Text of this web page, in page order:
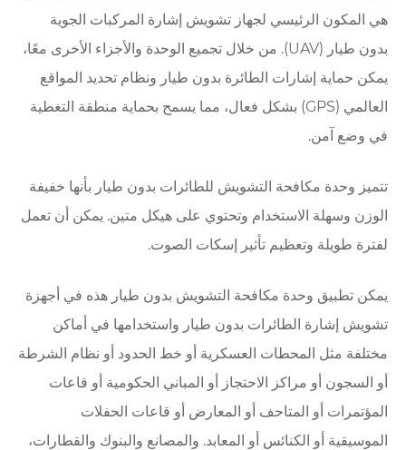
هي المكون الرئيسي لجهاز تشويش إشارة المركبات الجوية
بدون طيار (UAV). من خلال تجميع الوحدة والأجزاء الأخرى معًا،
يمكن حماية إشارات الطائرة بدون طيار ونظام تحديد المواقع
العالمي (GPS) بشكل فعال، مما يسمح بحماية منطقة التغطية
في وضع آمن.
تتميز وحدة مكافحة التشويش للطائرات بدون طيار بأنها خفيفة
الوزن وسهلة الاستخدام وتحتوي على هيكل متين. يمكن أن تعمل
لفترة طويلة وتعظيم تأثير إسكات الصوت.
يمكن تطبيق وحدة مكافحة التشويش بدون طيار هذه في أجهزة
تشويش إشارة الطائرات بدون طيار واستخدامها في أماكن
مختلفة مثل المحطات العسكرية أو خط الحدود أو نظام الشرطة
أو السجون أو مراكز الاحتجاز أو المباني الحكومية أو قاعات
المؤتمرات أو المتاحف أو المعارض أو قاعات الحفلات
الموسيقية أو الكنائس أو المعابد. والمصانع والبنوك والقطارات،